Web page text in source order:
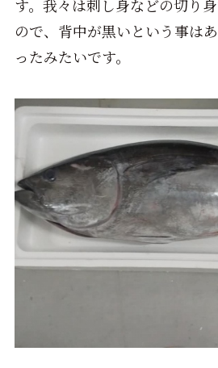
す。我々は刺し身などの切り
ので、背中が黒いという事は
ったみたいです。